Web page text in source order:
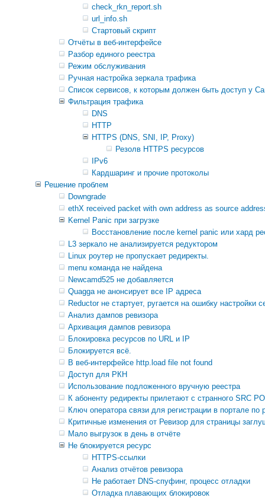
check_rkn_report.sh
url_info.sh
Стартовый скрипт
Отчёты в веб-интерфейсе
Разбор единого реестра
Режим обслуживания
Ручная настройка зеркала трафика
Список сервисов, к которым должен быть доступ у
Фильтрация трафика
DNS
HTTP
HTTPS (DNS, SNI, IP, Proxy)
Резолв HTTPS ресурсов
IPv6
Кардшаринг и прочие протоколы
Решение проблем
Downgrade
ethX received packet with own address as source
Kernel Panic при загрузке
Восстановление после kernel panic или хард
L3 зеркало не анализируется редуктором
Linux роутер не пропускает редиректы.
menu команда не найдена
Newcamd525 не добавляется
Quagga не анонсирует все IP адреса
Reductor не стартует, ругается на ошибку настройки
Анализ дампов ревизора
Архивация дампов ревизора
Блокировка ресурсов по URL и IP
Блокируется всё.
В веб-интерфейсе http.load file not found
Доступ для РКН
Использование подложенного вручную реестра
К абоненту редиректы прилетают с странного SRC
Ключ оператора связи для регистрации в портале по
Критичные изменения от Ревизор для страницы
Мало выгрузок в день в отчёте
Не блокируется ресурс
HTTPS-ссылки
Анализ отчётов ревизора
Не работает DNS-спуфинг, процесс отладки
Отладка плавающих блокировок